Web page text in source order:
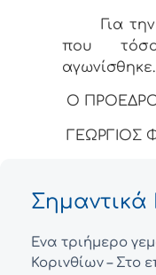
Για την
που
αγωνίσθηκε.
Ο
ΓΕΩΡΓΙΟΣ
Σημαντικά
Ένα τριήμερο
Κορινθίων – Στο